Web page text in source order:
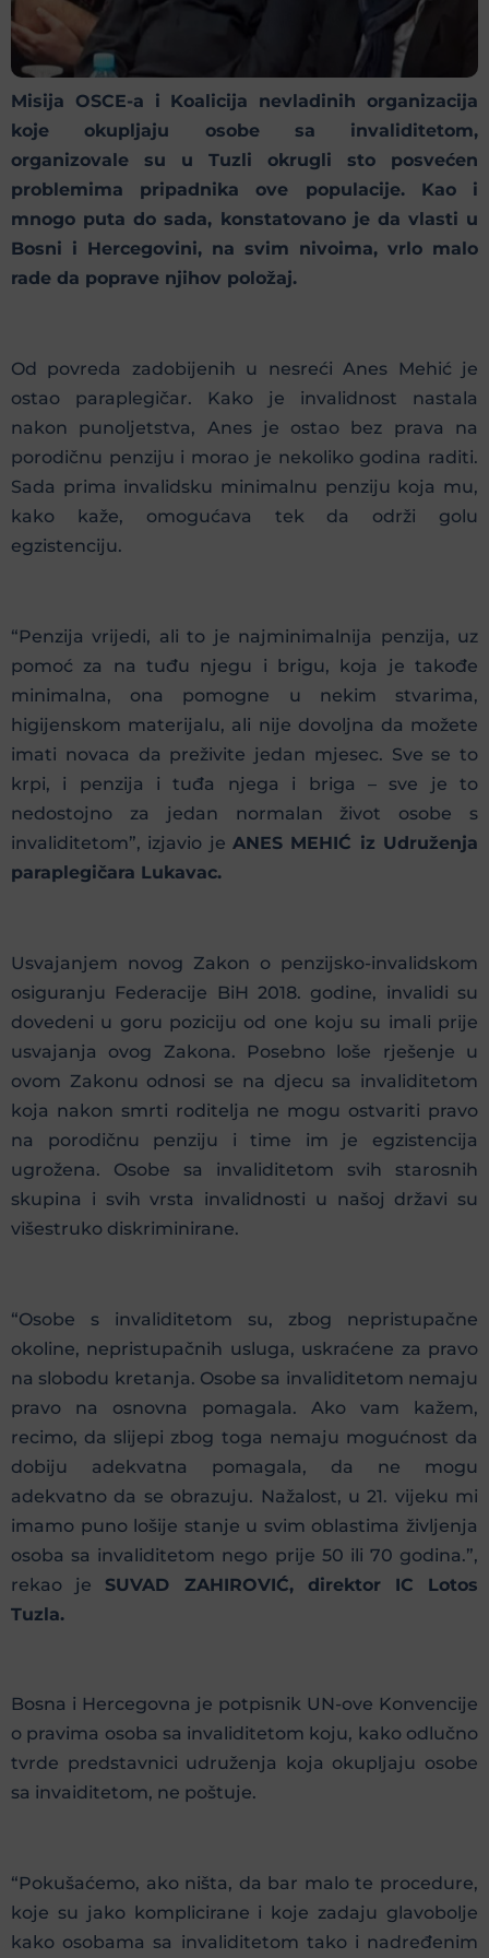
Misija OSCE-a i Koalicija nevladinih organizacija
koje okupljaju osobe sa invaliditetom,
organizovale su u Tuzli okrugli sto posvećen
problemima pripadnika ove populacije. Kao i
mnogo puta do sada, konstatovano je da vlasti u
Bosni i Hercegovini, na svim nivoima, vrlo malo
rade da poprave njihov položaj.
Od povreda zadobijenih u nesreći Anes Mehić je
ostao paraplegičar. Kako je invalidnost nastala
nakon punoljetstva, Anes je ostao bez prava na
porodičnu penziju i morao je nekoliko godina raditi.
Sada prima invalidsku minimalnu penziju koja mu,
kako kaže, omogućava tek da održi golu
egzistenciju.
“Penzija vrijedi, ali to je najminimalnija penzija, uz
pomoć za na tuđu njegu i brigu, koja je takođe
minimalna, ona pomogne u nekim stvarima,
higijenskom materijalu, ali nije dovoljna da možete
imati novaca da preživite jedan mjesec. Sve se to
krpi, i penzija i tuđa njega i briga – sve je to
nedostojno za jedan normalan život osobe s
invaliditetom”, izjavio je ANES MEHIĆ iz Udruženja
paraplegičara Lukavac.
Usvajanjem novog Zakon o penzijsko-invalidskom
osiguranju Federacije BiH 2018. godine, invalidi su
dovedeni u goru poziciju od one koju su imali prije
usvajanja ovog Zakona. Posebno loše rješenje u
ovom Zakonu odnosi se na djecu sa invaliditetom
koja nakon smrti roditelja ne mogu ostvariti pravo
na porodičnu penziju i time im je egzistencija
ugrožena. Osobe sa invaliditetom svih starosnih
skupina i svih vrsta invalidnosti u našoj državi su
višestruko diskriminirane.
“Osobe s invaliditetom su, zbog nepristupačne
okoline, nepristupačnih usluga, uskraćene za pravo
na slobodu kretanja. Osobe sa invaliditetom nemaju
pravo na osnovna pomagala. Ako vam kažem,
recimo, da slijepi zbog toga nemaju mogućnost da
dobiju adekvatna pomagala, da ne mogu
adekvatno da se obrazuju. Nažalost, u 21. vijeku mi
imamo puno lošije stanje u svim oblastima življenja
osoba sa invaliditetom nego prije 50 ili 70 godina.”,
rekao je SUVAD ZAHIROVIĆ, direktor IC Lotos
Tuzla.
Bosna i Hercegovna je potpisnik UN-ove Konvencije
o pravima osoba sa invaliditetom koju, kako odlučno
tvrde predstavnici udruženja koja okupljaju osobe
sa invaiditetom, ne poštuje.
“Pokušaćemo, ako ništa, da bar malo te procedure,
koje su jako komplicirane i koje zadaju glavobolje
kako osobama sa invaliditetom tako i nadređenim